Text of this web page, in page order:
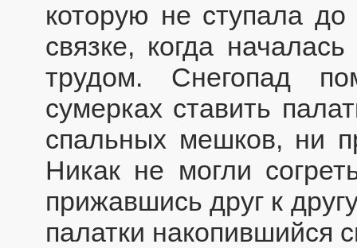
которую не ступала
связке, когда
трудом. Снегопад
сумерках ставить
спальных мешков, ни
Никак не могли
прижавшись друг к
палатки накопившийся